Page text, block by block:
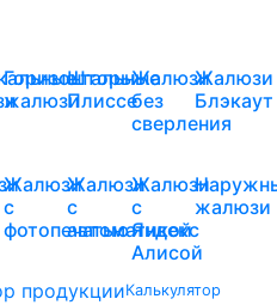
Горизонтальные
жалюзи
Шторы
Плиссе
Жалюзи
без
сверления
Жалюзи
Блэкаут
Жалюзи
с
фотопечатью
Жалюзи
с
автоматикой
Жалюзи
с
Яндекс
Алисой
жалюзи
Калькулятор